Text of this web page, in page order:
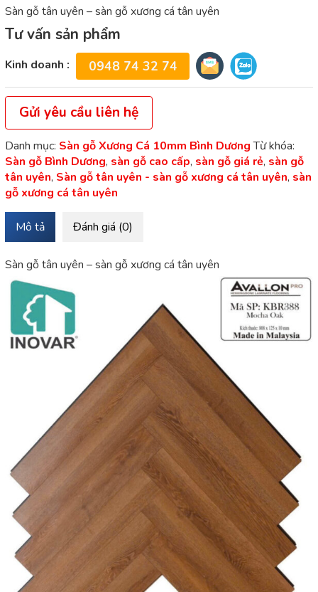
Sàn gỗ tân uyên – sàn gỗ xương cá tân uyên
Tư vấn sản phẩm
Kinh doanh : 0948 74 32 74
Gửi yêu cầu liên hệ
Danh mục: Sàn gỗ Xương Cá 10mm Bình Dương Từ khóa:
Sàn gỗ Bình Dương, sàn gỗ cao cấp, sàn gỗ giá rẻ, sàn gỗ
tân uyên, Sàn gỗ tân uyên - sàn gỗ xương cá tân uyên, sàn
gỗ xương cá tân uyên
Mô tả Đánh giá (0)
Sàn gỗ tân uyên – sàn gỗ xương cá tân uyên